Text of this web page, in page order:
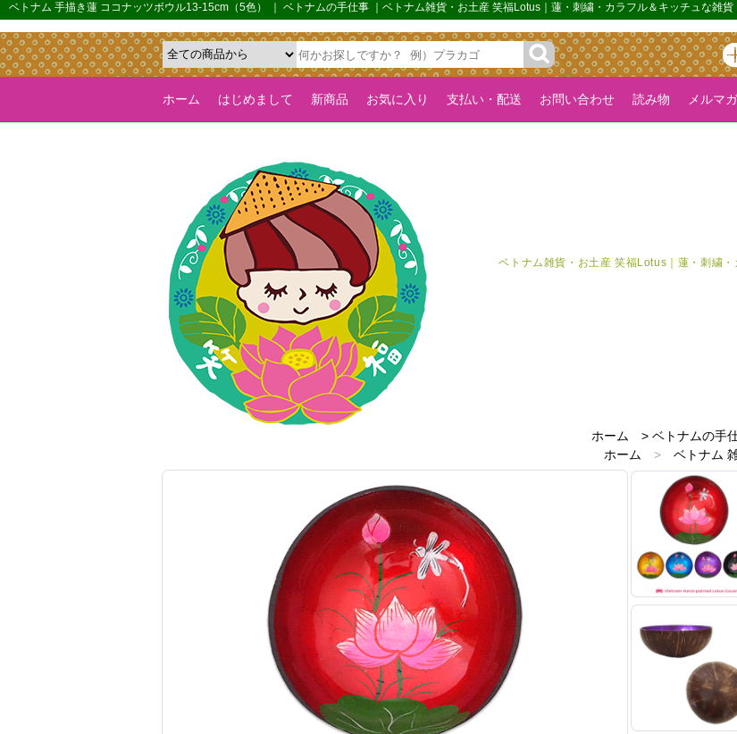
{*カルーセル機能を全ページで有効化するためのフラグ*}>
ベトナム 手描き蓮 ココナッツボウル13-15cm（5色） ｜ ベトナムの手仕事 ｜ベトナム雑貨・お土産 笑福Lotus｜蓮・刺繍・カラフル＆キッチュな雑
ホーム はじめまして 新商品 お気に入り 支払い・配送 お問い合わせ 読み物 メルマガ
ベトナム雑貨・お土産 笑福Lotus｜蓮・刺繍
ホーム > ベトナムの手
ホーム
>
ベトナム
ホーム
>
ベトナムのお土産
赤・レッド 雑
黄・イエロー 雑
緑・グリーン 雑
>
青・ブルー 雑
ホーム
>
紫・パー
黒・ブラック 雑
ホーム
>
新着
ホーム
>
民芸と民族の手仕